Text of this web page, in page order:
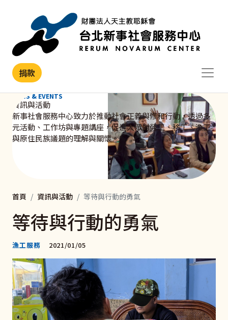
捐款
NEWS & EVENTS
資訊與活動
新事社會服務中心致力於推動社會正義與修和行動，透過多
元活動、工作坊與專題講座，促進大眾對勞工、移工、漁工
與原住民族議題的理解與關懷。
首頁 資訊與活動 等待與行動的勇氣
等待與行動的勇氣
漁工服務 2021/01/05